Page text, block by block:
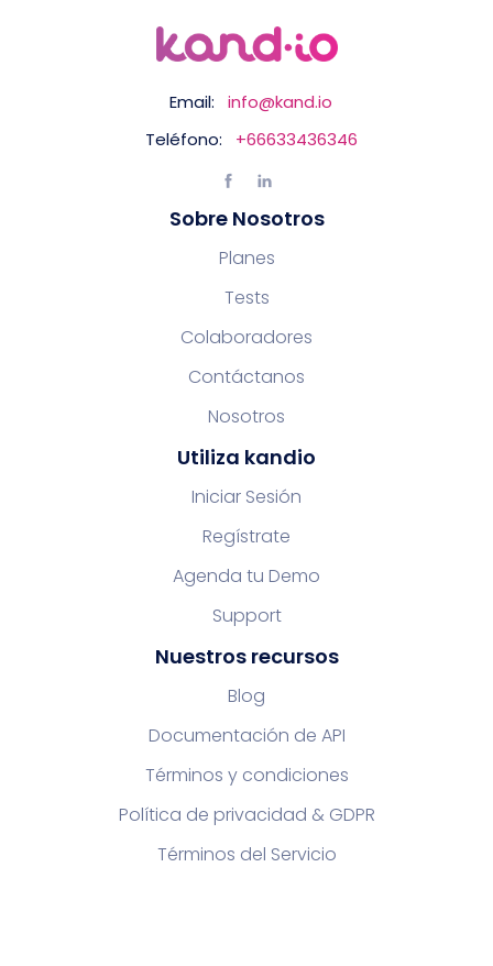
Email:
info@kand.io
Teléfono:
+66633436346
Sobre Nosotros
Planes
Tests
Colaboradores
Contáctanos
Nosotros
Utiliza kandio
Iniciar Sesión
Regístrate
Agenda tu Demo
Support
Nuestros recursos
Blog
Documentación de API
Términos y condiciones
Política de privacidad & GDPR
Términos del Servicio